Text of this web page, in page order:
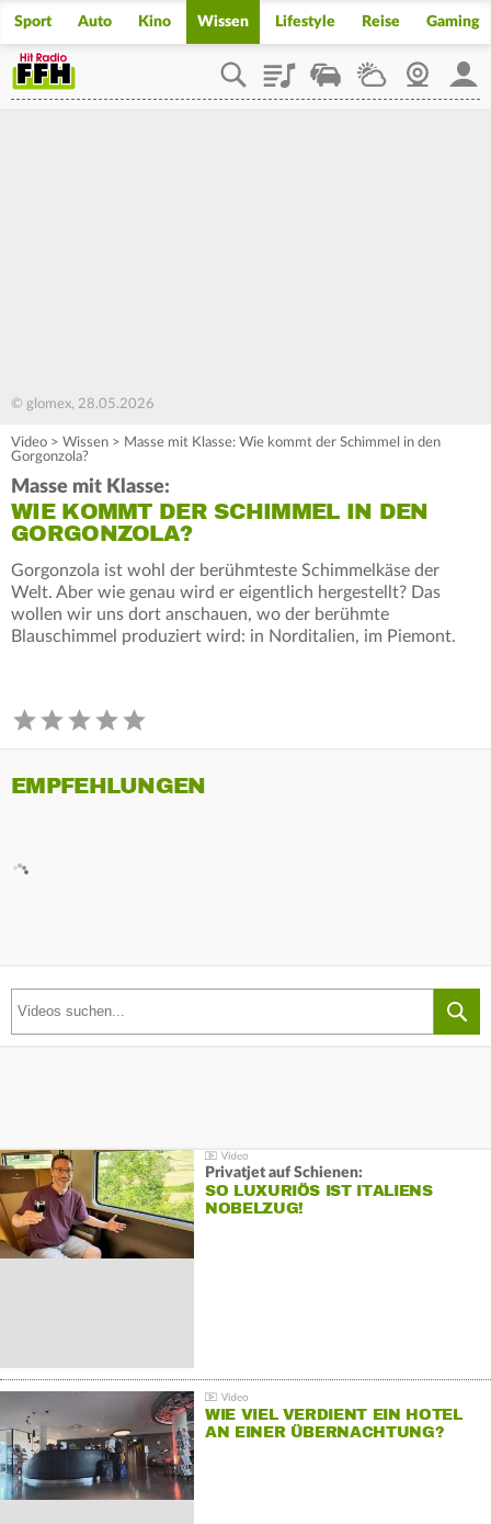
Sport Auto Kino Wissen Lifestyle Reise Gaming
PlaylistStaupilotWetterWebcam
© glomex, 28.05.2026
Video > Wissen > Masse mit Klasse: Wie kommt der Schimmel in den
Gorgonzola?
Masse mit Klasse:
WIE KOMMT DER SCHIMMEL IN DEN
GORGONZOLA?
Gorgonzola ist wohl der berühmteste Schimmelkäse der
Welt. Aber wie genau wird er eigentlich hergestellt? Das
wollen wir uns dort anschauen, wo der berühmte
Blauschimmel produziert wird: in Norditalien, im Piemont.
EMPFEHLUNGEN
Privatjet auf Schienen:
SO LUXURIÖS IST ITALIENS
NOBELZUG!
WIE VIEL VERDIENT EIN HOTEL
AN EINER ÜBERNACHTUNG?